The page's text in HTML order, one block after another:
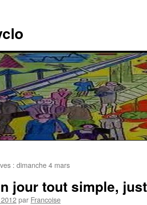
: dimanche 4 mars
jour tout simple,
par Francoise